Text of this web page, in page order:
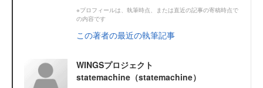
※プロフィールは、執筆時点、または直近の記事の寄稿時点で
の内容です
この著者の最近の執筆記事
WINGSプロジェクト
statemachine（statemachine）